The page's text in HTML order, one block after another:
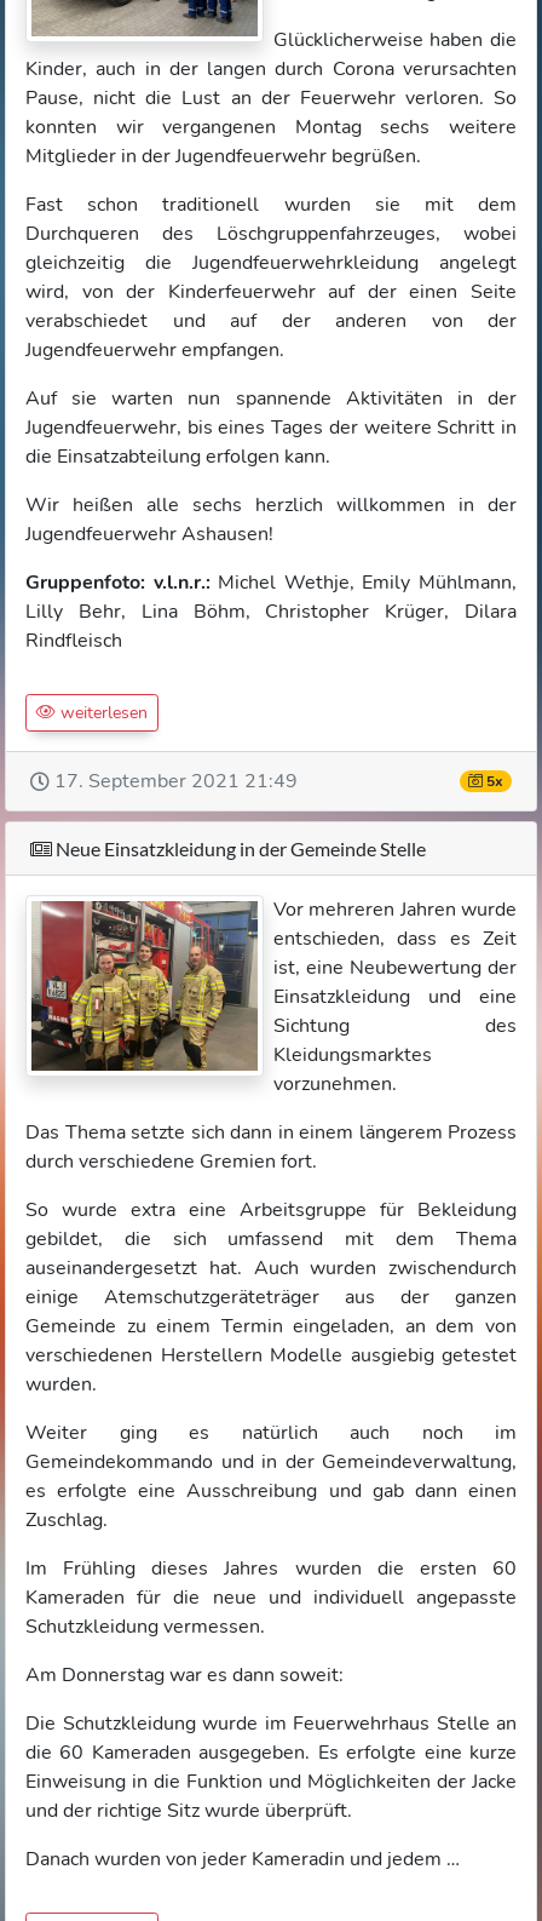
Glücklicherweise haben die
Kinder, auch in der langen durch Corona verursachten
Pause, nicht die Lust an der Feuerwehr verloren. So
konnten wir vergangenen Montag sechs weitere
Mitglieder in der Jugendfeuerwehr begrüßen.
Fast schon traditionell wurden sie mit dem
Durchqueren des Löschgruppenfahrzeuges, wobei
gleichzeitig die Jugendfeuerwehrkleidung angelegt
wird, von der Kinderfeuerwehr auf der einen Seite
verabschiedet und auf der anderen von der
Jugendfeuerwehr empfangen.
Auf sie warten nun spannende Aktivitäten in der
Jugendfeuerwehr, bis eines Tages der weitere Schritt in
die Einsatzabteilung erfolgen kann.
Wir heißen alle sechs herzlich willkommen in der
Jugendfeuerwehr Ashausen!
Gruppenfoto: v.l.n.r.: Michel Wethje, Emily Mühlmann,
Lilly Behr, Lina Böhm, Christopher Krüger, Dilara
Rindfleisch
weiterlesen
17. September 2021 21:49 5x
Neue Einsatzkleidung in der Gemeinde Stelle
Vor mehreren Jahren wurde
entschieden, dass es Zeit
ist, eine Neubewertung der
Einsatzkleidung und eine
Sichtung des
Kleidungsmarktes
vorzunehmen.
Das Thema setzte sich dann in einem längerem Prozess
durch verschiedene Gremien fort.
So wurde extra eine Arbeitsgruppe für Bekleidung
gebildet, die sich umfassend mit dem Thema
auseinandergesetzt hat. Auch wurden zwischendurch
einige Atemschutzgeräteträger aus der ganzen
Gemeinde zu einem Termin eingeladen, an dem von
verschiedenen Herstellern Modelle ausgiebig getestet
wurden.
Weiter ging es natürlich auch noch im
Gemeindekommando und in der Gemeindeverwaltung,
es erfolgte eine Ausschreibung und gab dann einen
Zuschlag.
Im Frühling dieses Jahres wurden die ersten 60
Kameradenfür die neue und individuell angepasste
Schutzkleidungvermessen.
Am Donnerstag war es dann soweit:
Die Schutzkleidung wurde im Feuerwehrhaus Stelle an
die 60 Kameraden ausgegeben. Es erfolgte eine kurze
Einweisung in die Funktion und Möglichkeiten der Jacke
und der richtige Sitz wurde überprüft.
Danach wurden von jeder Kameradin und jedem …